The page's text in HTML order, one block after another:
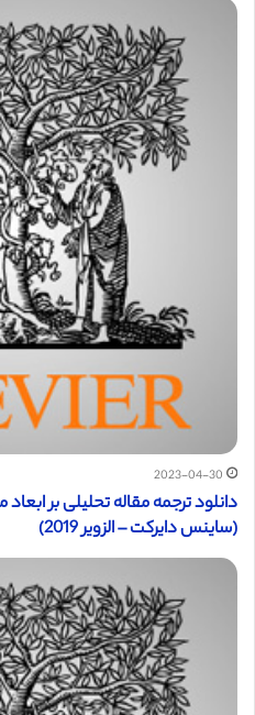
2023-04-30
دانلود ترجمه مقاله تحلیلی بر
(ساینس دایرکت – الزویر 2019)